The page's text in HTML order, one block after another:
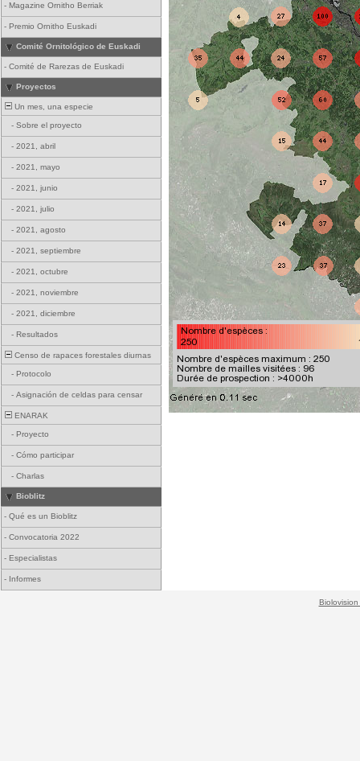
- Magazine Ornitho Berriak
- Premio Ornitho Euskadi
Comité Ornitológico de Euskadi
- Comité de Rarezas de Euskadi
Proyectos
Un mes, una especie
- Sobre el proyecto
- 2021, abril
- 2021, mayo
- 2021, junio
- 2021, julio
- 2021, agosto
- 2021, septiembre
- 2021, octubre
- 2021, noviembre
- 2021, diciembre
- Resultados
Censo de rapaces forestales diurnas
- Protocolo
- Asignación de celdas para censar
ENARAK
- Proyecto
- Cómo participar
- Charlas
Bioblitz
- Qué es un Bioblitz
- Convocatoria 2022
- Especialistas
- Informes
Biolovision